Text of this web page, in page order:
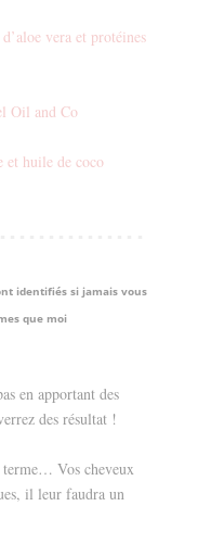
vera et protéines
Oil and Co
et huile de coco
identifiés si jamais vous
que moi
en apportant des
des résultat !
terme… Vos cheveux
il leur faudra un